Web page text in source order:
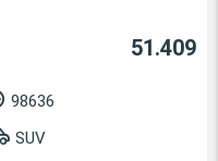
51.409
98636
SUV